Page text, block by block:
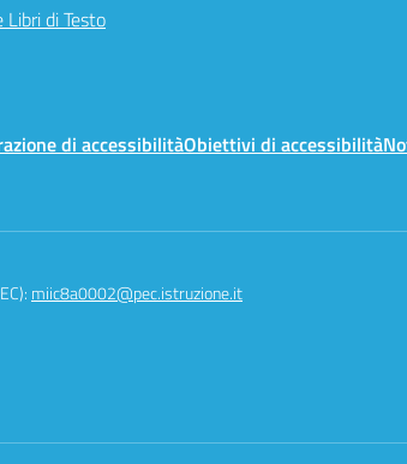
di Testo
di accessibilitàObiettivi di accessibilità
miic8a0002@pec.istruzione.it